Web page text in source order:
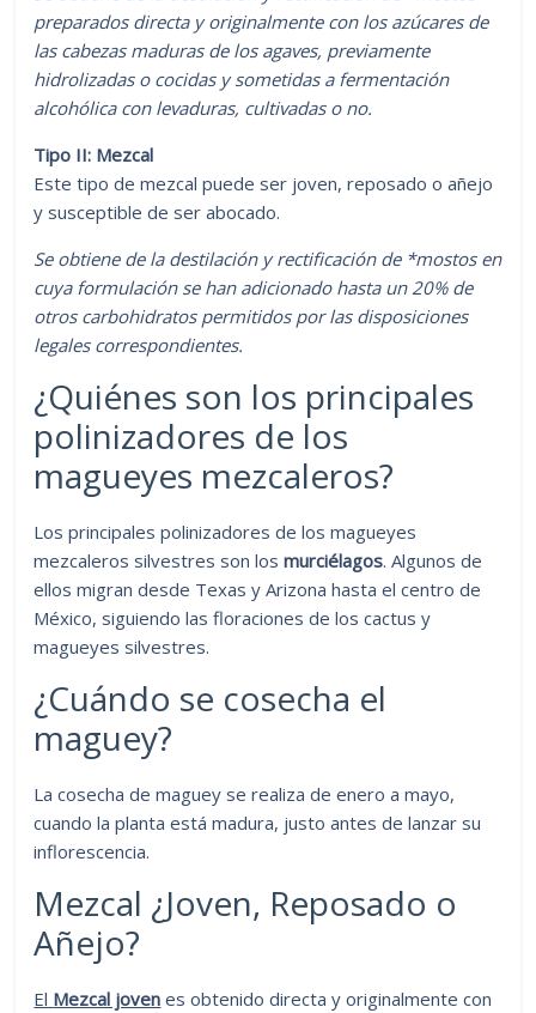
preparados directa y originalmente con los azúcares de
las cabezas maduras de los agaves, previamente
hidrolizadas o cocidas y sometidas a fermentación
alcohólica con levaduras, cultivadas o no.
Tipo II: Mezcal
Este tipo de mezcal puede ser joven, reposado o añejo
y susceptible de ser abocado.
Se obtiene de la destilación y rectificación de *mostos en
cuya formulación se han adicionado hasta un 20% de
otros carbohidratos permitidos por las disposiciones
legales correspondientes.
¿Quiénes son los principales
polinizadores de los
magueyes mezcaleros?
Los principales polinizadores de los magueyes
mezcaleros silvestres son losmurciélagos. Algunos de
ellos migran desde Texas y Arizona hasta el centro de
México, siguiendo las floraciones de los cactus y
magueyes silvestres.
¿Cuándo se cosecha el
maguey?
La cosecha de maguey se realiza de enero a mayo,
cuando la planta está madura, justo antes de lanzar su
inflorescencia.
Mezcal ¿Joven, Reposado o
Añejo?
El Mezcal joven es obtenido directa y originalmente con